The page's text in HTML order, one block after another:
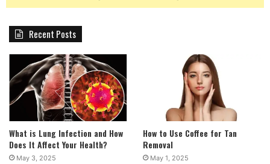
Recent Posts
What is Lung Infection and How
Does It Affect Your Health?
May 3, 2025
How to Use Coffee for Tan
Removal
May 1, 2025